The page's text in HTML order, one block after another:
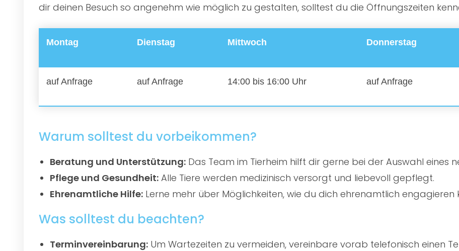
dir deinen Besuch so angenehm wie möglich zu gestalten, solltest du die Öffnungszeiten
Montag Dienstag Mittwoch Donnerstag
auf Anfrage auf Anfrage 14:00 bis 16:00 Uhr auf Anfrage
Warum solltest du vorbeikommen?
Beratung und Unterstützung: Das Team im Tierheim hilft dir gerne bei der Auswahl eines
Pflege und Gesundheit: Alle Tiere werden medizinisch versorgt und liebevoll gepflegt.
Ehrenamtliche Hilfe: Lerne mehr über Möglichkeiten, wie du dich ehrenamtlich engagieren
Was solltest du beachten?
Terminvereinbarung: Um Wartezeiten zu vermeiden, vereinbare vorab telefonisch einen